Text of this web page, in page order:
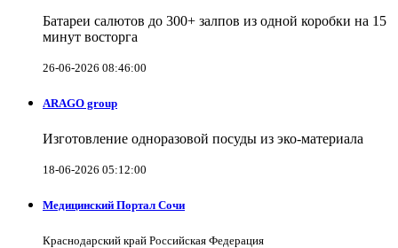
Батареи салютов до 300+ залпов из одной коробки на 15
минут восторга
26-06-2026 08:46:00
ARAGO group
Изготовление одноразовой посуды из эко-материала
18-06-2026 05:12:00
Медицинский Портал Сочи
Краснодарский край Российская Федерация